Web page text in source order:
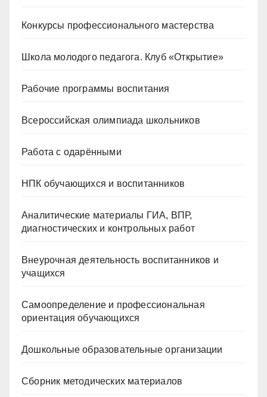
Конкурсы профессионального мастерства
Школа молодого педагога. Клуб «Открытие»
Рабочие программы воспитания
Всероссийская олимпиада школьников
Работа с одарёнными
НПК обучающихся и воспитанников
Аналитические материалы ГИА, ВПР,
диагностических и контрольных работ
Внеурочная деятельность воспитанников и
учащихся
Самоопределение и профессиональная
ориентация обучающихся
Дошкольные образовательные организации
Сборник методических материалов